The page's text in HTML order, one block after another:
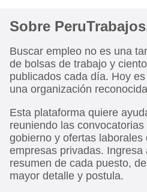
Sobre
Buscar empleo no es una
de bolsas de trabajo y
publicados cada día. Hoy
una organización
Esta plataforma quiere
reuniendo las
gobierno y ofertas laborales
empresas privadas. Ingresa
resumen de cada puesto,
mayor detalle y postula.